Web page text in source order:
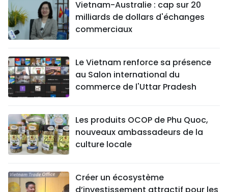
Vietnam-Australie : cap sur 20
milliards de dollars d'échanges
commerciaux
Le Vietnam renforce sa présence
au Salon international du
commerce de l'Uttar Pradesh
Les produits OCOP de Phu Quoc,
nouveaux ambassadeurs de la
culture locale
Créer un écosystème